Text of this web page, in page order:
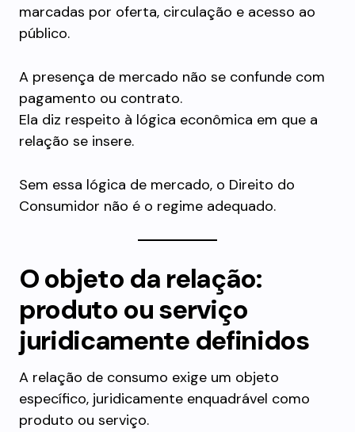
marcadas por oferta, circulação e acesso ao
público.
A presença de mercado não se confunde com
pagamento ou contrato.
Ela diz respeito à lógica econômica em que a
relação se insere.
Sem essa lógica de mercado, o Direito do
Consumidor não é o regime adequado.
O objeto da relação:
produto ou serviço
juridicamente definidos
A relação de consumo exige um objeto
específico, juridicamente enquadrável como
produto ou serviço.